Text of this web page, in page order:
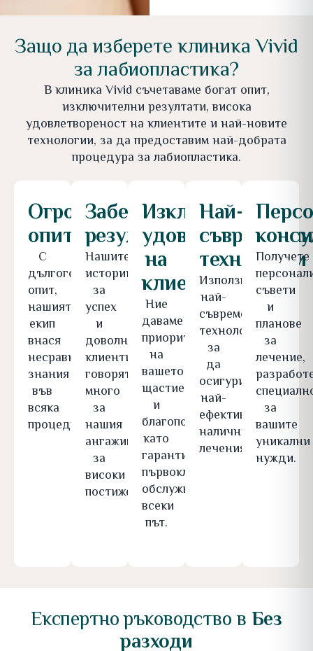
Защо да изберете клиника Vivid
за лабиопластика?
В клиника Vivid съчетаваме богат опит,
изключителни резултати, висока
удовлетвореност на клиентите и най-новите
технологии, за да предоставим най-добрата
процедура за лабиопластика.
Огромен
опит
С
дългогодишен
опит,
нашият
екип
внася
несравними
знания
във
всяка
процедура.
Забележителни
резултати
Нашите
истории
за
успех
и
доволни
клиенти
говорят
много
за
нашия
ангажимент
за
високи
постижения.
Изключително
удовлетворение
на
клиентите
Ние
даваме
приоритет
на
вашето
щастие
и
благополучие,
като
гарантираме
първокласно
обслужване
всеки
път.
Най-
съвременни
технологии
Използваме
най-
съвременни
технологии,
за
да
осигурим
най-
ефективните
налични
лечения.
Получете
съвети
и
планове
за
лечение,
за
вашите
уникални
нужди.
Експертно ръководство вБез
разходи